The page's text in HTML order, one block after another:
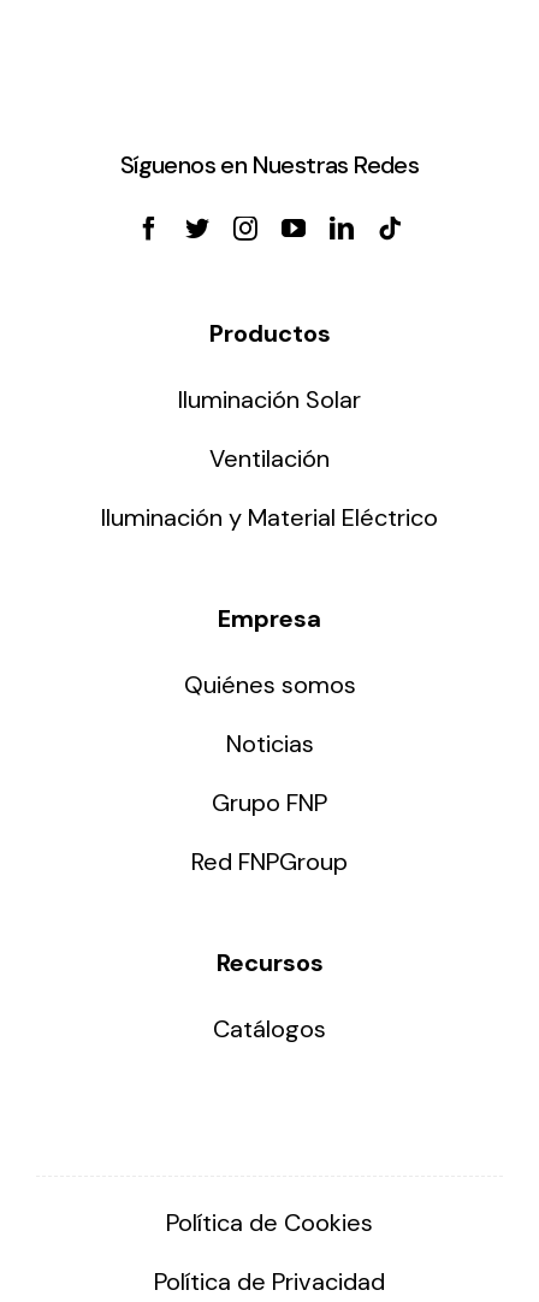
Síguenos en Nuestras Redes
Productos
Iluminación Solar
Ventilación
Iluminación y Material Eléctrico
Empresa
Quiénes somos
Noticias
Grupo FNP
Red FNPGroup
Recursos
Catálogos
Política de Cookies
Política de Privacidad